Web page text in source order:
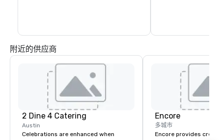
附近的供应商
2 Dine 4 Catering
Austin
Celebrations are enhanced when
Encore
多城市
Encore provides